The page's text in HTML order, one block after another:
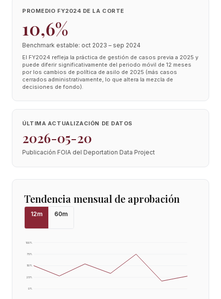
PROMEDIO FY2024 DE LA CORTE
10,6%
Benchmark estable: oct 2023 – sep 2024
El FY2024 refleja la práctica de gestión de casos previa a 2025 y
puede diferir significativamente del periodo móvil de 12 meses
por los cambios de política de asilo de 2025 (más casos
cerrados administrativamente, lo que altera la mezcla de
decisiones de fondo).
ÚLTIMA ACTUALIZACIÓN DE DATOS
2026-05-20
Publicación FOIA del Deportation Data Project
Tendencia mensual de aprobación
12m 60m
0%
25%
50%
75%
100%